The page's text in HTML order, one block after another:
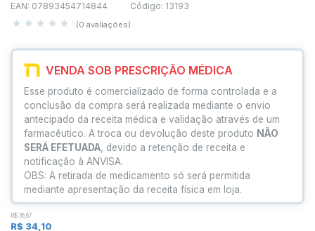
EAN: 07893454714844 Código: 13193
(0 avaliações)
VENDA SOB PRESCRIÇÃO MÉDICA
Esse produto é comercializado de forma controlada e a
conclusão da compra será realizada mediante o envio
antecipado da receita médica e validação através de um
farmacêutico. A troca ou devolução deste produto NÃO
SERÁ EFETUADA , devido a retenção de receita e
notificação à ANVISA.
OBS: A retirada de medicamento só será permitida
mediante apresentação da receita física em loja.
R$ 36,67
R$ 34,10